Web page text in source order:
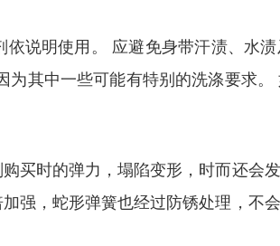
说明使用。 应避免身带汗渍、水
其中一些可能有特别的洗涤要求
买时的弹力，塌陷变形，时而还会
强，蛇形弹簧也经过防锈处理，不